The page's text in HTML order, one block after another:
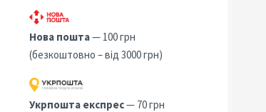
Нова пошта— 100 грн
(безкоштовно – від 3000 грн)
Укрпошта експрес— 70 грн